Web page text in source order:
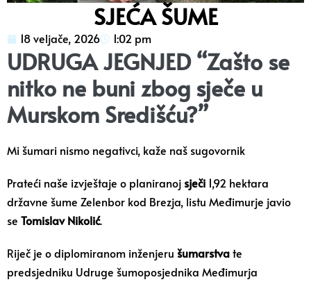
SJEĆA ŠUME
18 veljače, 2026 1:02 pm
UDRUGA JEGNJED “Zašto se
nitko ne buni zbog sječe u
Murskom Središću?”
Mi šumari nismo negativci, kaže naš sugovornik
Prateći naše izvještaje o planiranoj sječi 1,92 hektara
državne šume Zelenbor kod Brezja, listu Međimurje javio
se Tomislav Nikolić.
Riječ je o diplomiranom inženjeru šumarstvate
predsjedniku Udruge šumoposjednika Međimurja